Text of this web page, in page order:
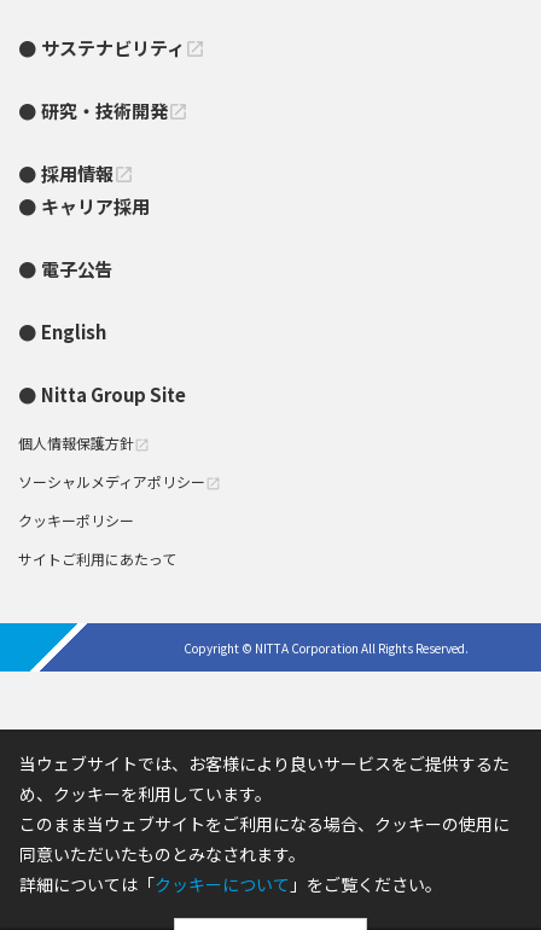
サステナビリティ open_in_new
研究・技術開発open_in_new
採用情報open_in_new
キャリア採用
電子公告
English
Nitta Group Site
個人情報保護方針open_in_new
ソーシャルメディアポリシー open_in_new
クッキーポリシー
サイトご利用にあたって
Copyright © NITTA Corporation All Rights Reserved.
当ウェブサイトでは、お客様により良いサービスをご提供するた
め、クッキーを利用しています。
このまま当ウェブサイトをご利用になる場合、クッキーの使用に
同意いただいたものとみなされます。
詳細については「クッキーについて 」をご覧ください。